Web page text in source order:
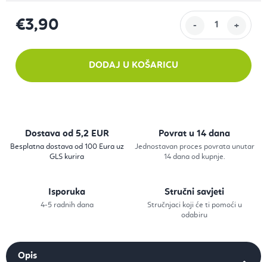
€3,90
DODAJ U KOŠARICU
Dostava od 5,2 EUR
Besplatna dostava od 100 Eura uz
GLS kurira
Povrat u 14 dana
Jednostavan proces povrata unutar
14 dana od kupnje.
Isporuka
4-5 radnih dana
Stručni savjeti
Stručnjaci koji će ti pomoći u
odabiru